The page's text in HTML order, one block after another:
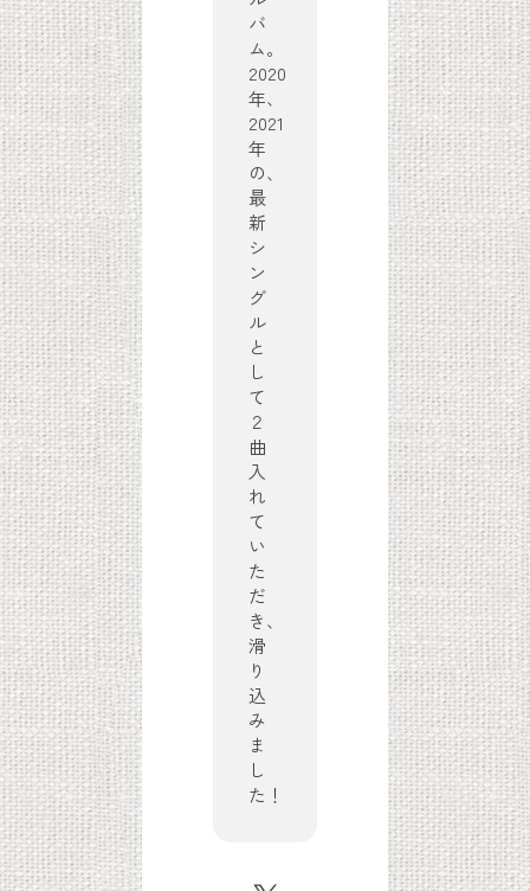
バ
ム。
2020
年、
2021
年
の、
最
新
シ
ン
グ
ル
と
し
て
２
曲
入
れ
て
い
た
だ
き、
滑
り
込
み
ま
し
た！